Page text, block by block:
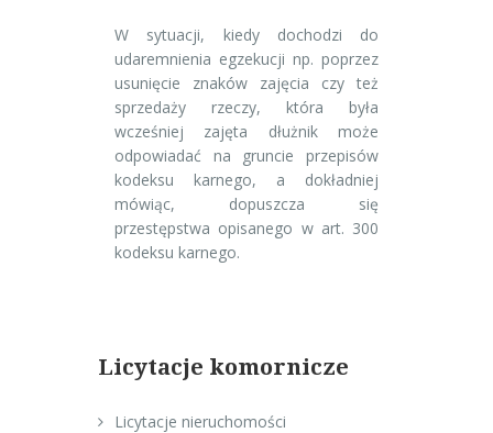
W sytuacji, kiedy dochodzi do
udaremnienia egzekucji np. poprzez
usunięcie znaków zajęcia czy też
sprzedaży rzeczy, która była
wcześniej zajęta dłużnik może
odpowiadać na gruncie przepisów
kodeksu karnego, a dokładniej
mówiąc, dopuszcza się
przestępstwa opisanego w art. 300
kodeksu karnego.
Licytacje komornicze
Licytacje nieruchomości